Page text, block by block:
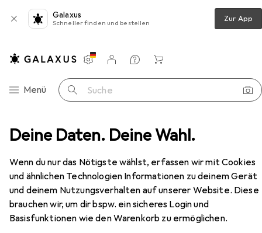
Deine Daten. Deine Wahl.
Wenn du nur das Nötigste wählst, erfassen wir mit Cookies
und ähnlichen Technologien Informationen zu deinem Gerät
und deinem Nutzungsverhalten auf unserer Website. Diese
brauchen wir, um dir bspw. ein sicheres Login und
Basisfunktionen wie den Warenkorb zu ermöglichen.
Galaxus
Schneller finden und bestellen Zur App
Navigation nach Kategorien
Menü Suche
Einstellungen
Kundenkonto
Vergleichslisten
Merklisten
Warenkorb
Vorschulspielzeug mit Motor, 20+ Lichter und Ger
EUR
45,93
PJ Masks
Animal Power Catboys
brüllende Powerkatze,
Vorschulspielzeug mit Motor, 20+
Lichter und Ger